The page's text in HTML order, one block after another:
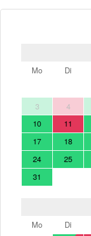
Mo
Di
3
4
10
11
17
18
24
25
31
Mo
Di